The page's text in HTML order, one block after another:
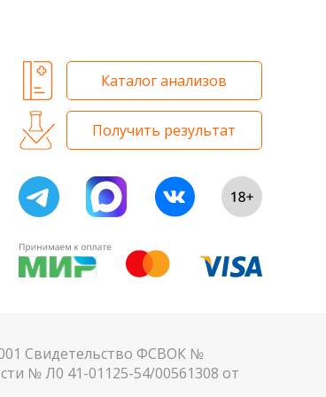
Каталог анализов
Получить результат
Свидетельство ФСВОК №
№ Л0 41-01125-54/00561308 от